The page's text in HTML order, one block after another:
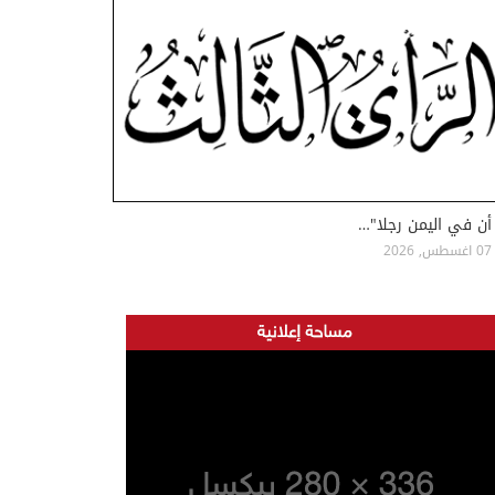
في اليمن رجلا"…
07 اغسطس, 2026